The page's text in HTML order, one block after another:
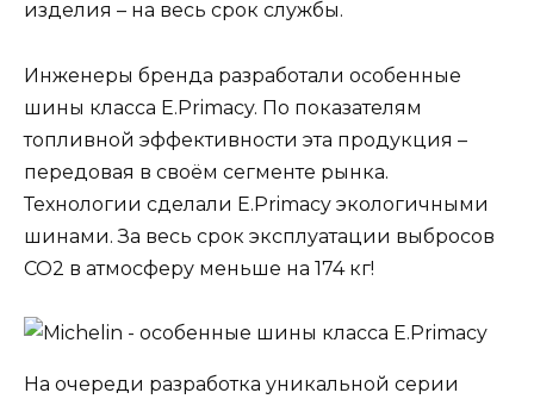
изделия – на весь срок службы.
Инженеры бренда разработали особенные
шины класса E.Primacy. По показателям
топливной эффективности эта продукция –
передовая в своём сегменте рынка.
Технологии сделали E.Primacy экологичными
шинами. За весь срок эксплуатации выбросов
CO2 в атмосферу меньше на 174 кг!
На очереди разработка уникальной серии